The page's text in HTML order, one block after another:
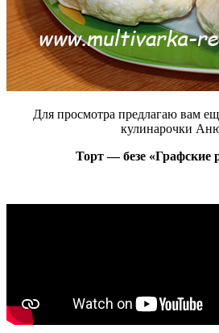
Для просмотра предлагаю вам
кулинарочки
Торт — безе «Графские